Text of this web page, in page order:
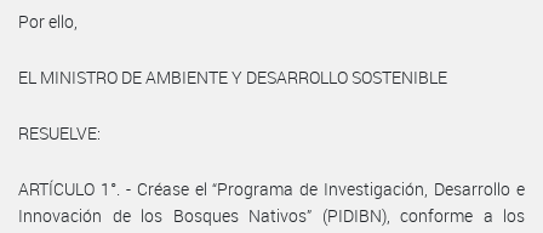
Por ello,
EL MINISTRO DE AMBIENTE Y DESARROLLO SOSTENIBLE
RESUELVE:
ARTÍCULO 1°. - Créase el “Programa de Investigación, Desarrollo e
Innovación de los Bosques Nativos” (PIDIBN), conforme a los